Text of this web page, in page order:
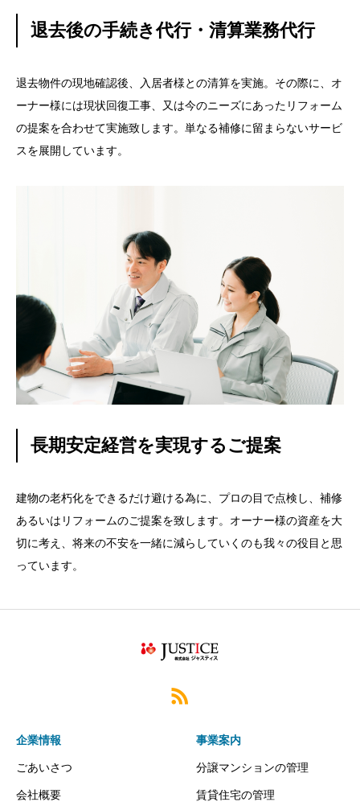
退去後の手続き代行・清算業務代行
退去物件の現地確認後、入居者様との清算を実施。その際に、オ
ーナー様には現状回復工事、又は今のニーズにあったリフォーム
の提案を合わせて実施致します。単なる補修に留まらないサービ
スを展開しています。
長期安定経営を実現するご提案
建物の老朽化をできるだけ避ける為に、プロの目で点検し、補修
あるいはリフォームのご提案を致します。オーナー様の資産を大
切に考え、将来の不安を一緒に減らしていくのも我々の役目と思
っています。
企業情報
ごあいさつ
会社概要
事業案内
分譲マンションの管理
賃貸住宅の管理